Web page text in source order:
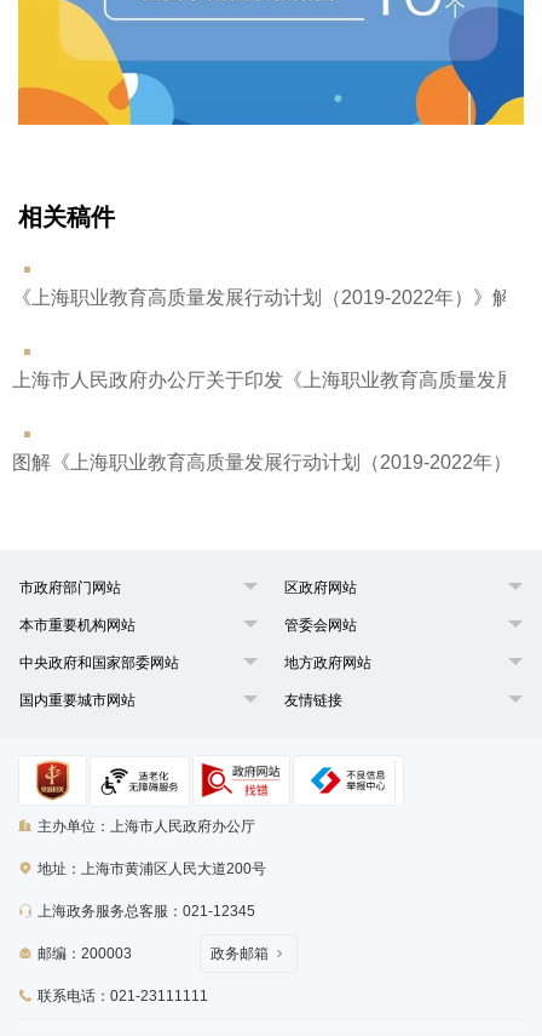
相关稿件
《上海职业教育高质量发展行动计划（2019-2022年）》解读
上海市人民政府办公厅关于印发《上海职业教育高质量发展
图解《上海职业教育高质量发展行动计划（2019-2022年）》
市政府部门网站 区政府网站
本市重要机构网站 管委会网站
中央政府和国家部委网站 地方政府网站
国内重要城市网站 友情链接
主办单位：上海市人民政府办公厅
地址：上海市黄浦区人民大道200号
上海政务服务总客服：021-12345
邮编：200003
联系电话：021-23111111
政务邮箱